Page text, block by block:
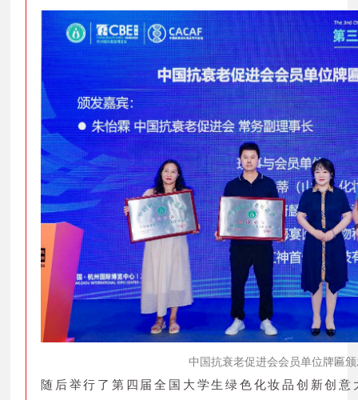
中国抗衰老促进会会员单位牌匾
随后举行了第四届全国大学生绿色化妆品创新创